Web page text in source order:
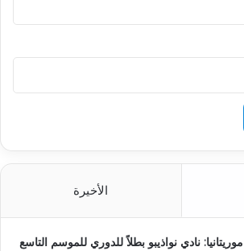
الأخيرة
موريتانيا: نادي نواذيبو بطلاً للدوري للموسم التاسع